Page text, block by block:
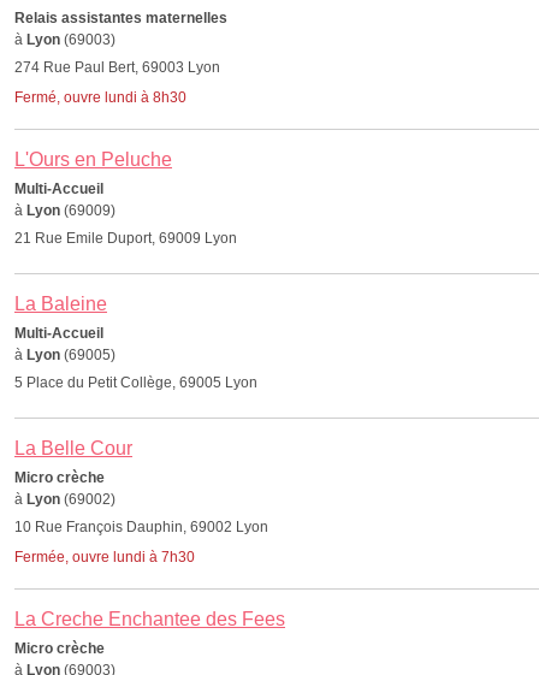
Relais assistantes maternelles
à Lyon (69003)
274 Rue Paul Bert, 69003 Lyon
Fermé, ouvre lundi à 8h30
L'Ours en Peluche
Multi-Accueil
à Lyon (69009)
21 Rue Emile Duport, 69009 Lyon
La Baleine
Multi-Accueil
à Lyon (69005)
5 Place du Petit Collège, 69005 Lyon
La Belle Cour
Micro crèche
à Lyon (69002)
10 Rue François Dauphin, 69002 Lyon
Fermée, ouvre lundi à 7h30
La Creche Enchantee des Fees
Micro crèche
à Lyon (69003)